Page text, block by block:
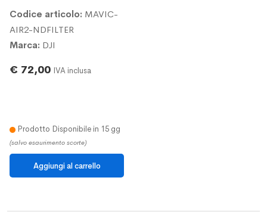
Codice articolo: MAVIC-
AIR2-NDFILTER
Marca: DJI
€ 72,00 IVA inclusa
Prodotto Disponibile in 15 gg
(salvo esaurimento scorte)